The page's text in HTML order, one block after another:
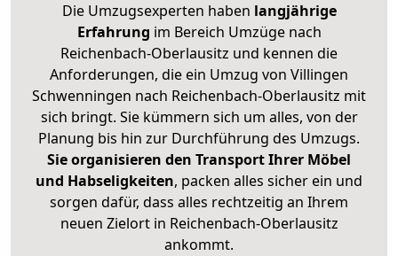
Die Umzugsexperten haben langjährige
Erfahrung im Bereich Umzüge nach
Reichenbach-Oberlausitz und kennen die
Anforderungen, die ein Umzug von Villingen
Schwenningen nach Reichenbach-Oberlausitz mit
sich bringt. Sie kümmern sich um alles, von der
Planung bis hin zur Durchführung des Umzugs.
Sie organisieren den Transport Ihrer Möbel
und Habseligkeiten, packen alles sicher ein und
sorgen dafür, dass alles rechtzeitig an Ihrem
neuen Zielort in Reichenbach-Oberlausitz
ankommt.